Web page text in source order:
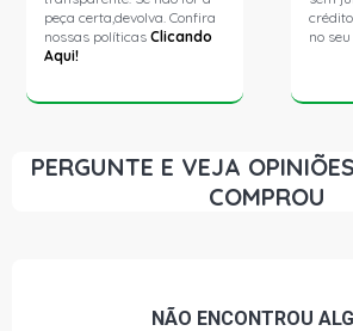
GOLF FLASH HATCH 1.6 8V EA113
2009)
peça certa,devolva. Confira
nossas políticasClicando
Aqui!
no
PERGUNTE E VEJA
COMPROU
NÃO ENCONTROU